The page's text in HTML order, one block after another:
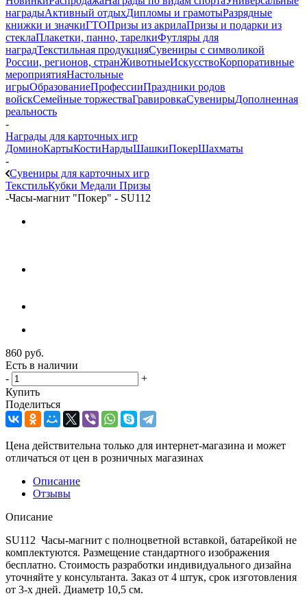
наградыАктивный отдыхДипломы и грамотыРазрядные
книжки и значкиГТОПризы из акрилаПризы и подарки из
стеклаПлакетки, панно, тарелкиФутляры для
наградТекстильная продукцияСувениры с символикой
России, регионов, странЖивотныеИскусствоКорпоративные
мероприятияНастольные
игрыОбразованиеПрофессииПраздники родов
войскСемейные торжестваГравировкаСувенирыДополненная
реальность
-
Награды для карточных игр
ДоминоКартыКостиНардыШашкиПокерШахматы
-
Сувениры для карточных игр
ТекстильКубки Медали Призы
-Часы-магнит "Покер" - SU112
860 руб.
Есть в наличии
-
+
Купить
Поделиться
Цена действительна только для интернет-магазина и может
отличаться от цен в розничных магазинах
Описание
Отзывы
Описание
SU112 Часы-магнит с полноцветной вставкой, батарейкой не
комплектуются. Размещение стандартного изображения
бесплатно. Стоимость разработки индивидуального дизайна
уточняйте у консультанта. Заказ от 4 штук, срок изготовления
от 3-х дней. Диаметр 10,5 см.